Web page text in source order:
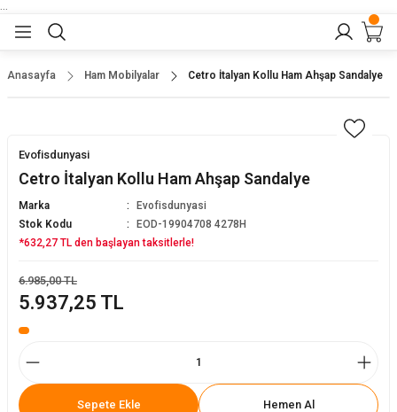
Sandalyesi
Anasayfa Ham Mobilyalar Cetro İtalyan Kollu Ham Ahşap Sandalye
Evofisdunyasi
Cetro İtalyan Kollu Ham Ahşap Sandalye
Marka
Evofisdunyasi
Stok Kodu
EOD-19904708 4278H
*632,27 TL den başlayan taksitlerle!
5.937,25 TL
6.985,00 TL
Sepete Ekle Hemen Al